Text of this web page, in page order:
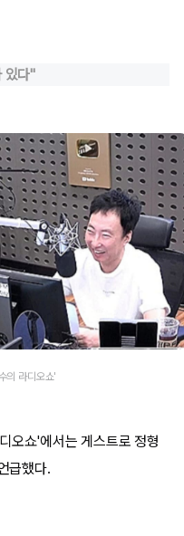
있다"
의 라디오쇼'
오쇼'에서는 게스트로 정형
급했다.